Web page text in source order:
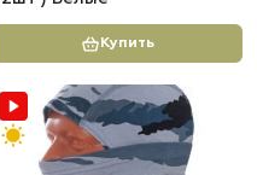
Купить